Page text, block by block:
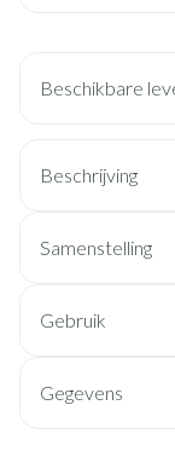
Beschikbare
Beschrijving
Samenstelling
Gebruik
Gegevens